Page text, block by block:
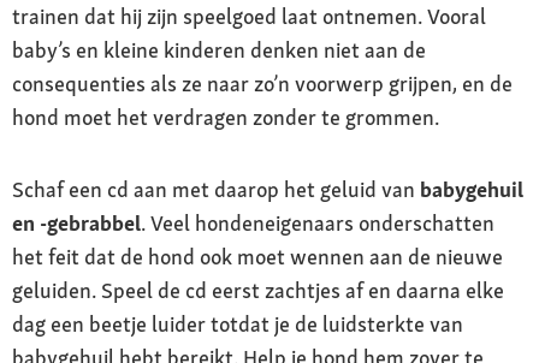
trainen dat hij zijn speelgoed laat ontnemen. Vooral
baby’s en kleine kinderen denken niet aan de
consequenties als ze naar zo’n voorwerp grijpen, en de
hond moet het verdragen zonder te grommen.
Schaf een cd aan met daarop het geluid van babygehuil
en -gebrabbel. Veel hondeneigenaars onderschatten
het feit dat de hond ook moet wennen aan de nieuwe
geluiden. Speel de cd eerst zachtjes af en daarna elke
dag een beetje luider totdat je de luidsterkte van